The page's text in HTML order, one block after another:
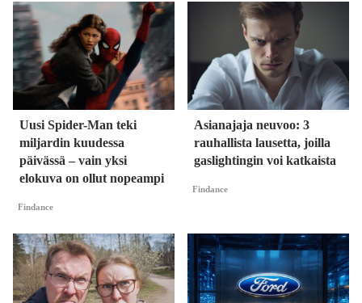
Uusi Spider-Man teki
miljardin kuudessa
päivässä – vain yksi
elokuva on ollut nopeampi
Findance
Asianajaja neuvoo: 3
rauhallista lausetta, joilla
gaslightingin voi katkaista
Findance